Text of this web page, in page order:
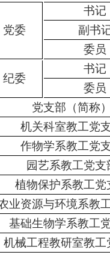
党委
书记
副书
委员
纪委
书记
委员
党支部（简称）
机关科室教工党
作物学系教工党
园艺系教工党支
植物保护系教工党
业资源与环境系教
基础生物学系教工
机械工程教研室教工